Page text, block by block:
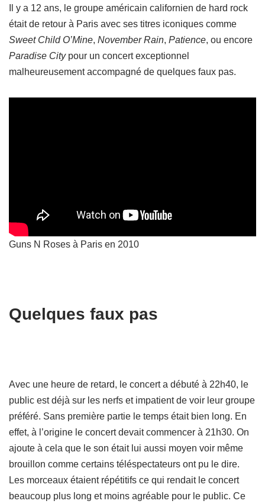
Il y a 12 ans, le groupe américain californien de hard rock
était de retour à Paris avec ses titres iconiques comme
Sweet Child O’Mine, November Rain, Patience, ou encore
Paradise Citypour un concert exceptionnel
malheureusement accompagné de quelques faux pas.
Guns N Roses à Paris en 2010
Quelques faux pas
Avec une heure de retard, le concert a débuté à 22h40, le
public est déjà sur les nerfs et impatient de voir leur groupe
préféré. Sans première partie le temps était bien long. En
effet, à l’origine le concert devait commencer à 21h30. On
ajoute à cela que le son était lui aussi moyen voir même
brouillon comme certains téléspectateurs ont pu le dire.
Les morceaux étaient répétitifs ce qui rendait le concert
beaucoup plus long et moins agréable pour le public. Ce